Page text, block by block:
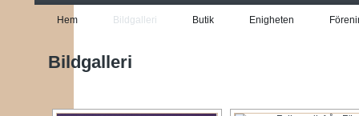
Hem Bildgalleri Butik Enigheten
Bildgalleri